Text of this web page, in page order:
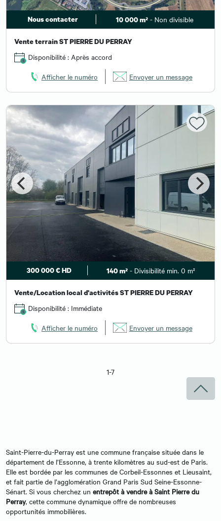
Nous contacter 10 000 m²- Non divisible
Vente terrain ST PIERRE DU PERRAY
Disponibilité : Après accord
Afficher le numéro Envoyer un message
300 000 € HD 140 m²- Divisibilité min. 0 m²
Vente/Location local d'activités ST PIERRE DU PERRAY
Disponibilité : Immédiate
Afficher le numéro Envoyer un message
1-7
Saint-Pierre-du-Perray est une commune française située dans le
département de l’Essonne, à trente kilomètres au sud-est de Paris.
Elle est bordée par les communes de Corbeil-Essonnes et Lieusaint,
et fait partie de l’agglomération Grand Paris Sud Seine-Essonne-
Sénart. Si vous cherchez un entrepôt à vendre à Saint Pierre du
Perray, cette commune dynamique offre de nombreuses
opportunités immobilières.